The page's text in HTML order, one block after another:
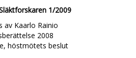
1/2009
av Kaarlo Rainio
2008
höstmötets beslut